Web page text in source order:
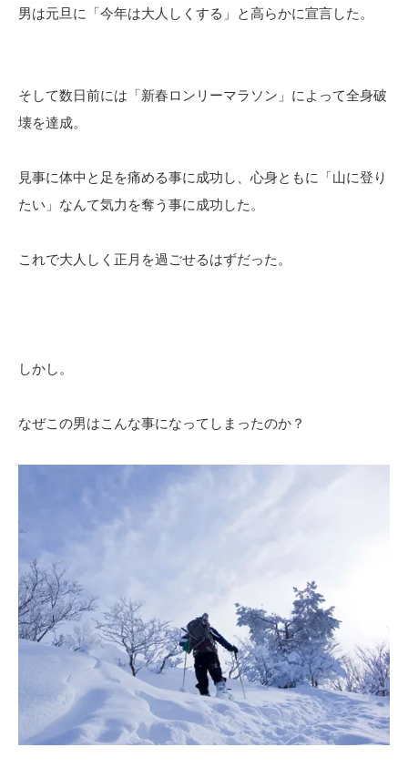
男は元旦に「今年は大人しくする」と高らかに宣言した。
そして数日前には「新春ロンリーマラソン」によって全身破
壊を達成。
見事に体中と足を痛める事に成功し、心身ともに「山に登り
たい」なんて気力を奪う事に成功した。
これで大人しく正月を過ごせるはずだった。
しかし。
なぜこの男はこんな事になってしまったのか？